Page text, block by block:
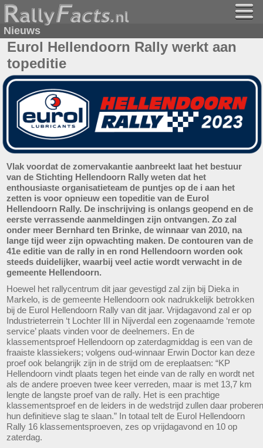
Nieuws
Eurol Hellendoorn Rally werkt aan
topeditie
Vlak voordat de zomervakantie aanbreekt laat het bestuur
van de Stichting Hellendoorn Rally weten dat het
enthousiaste organisatieteam de puntjes op de i aan het
zetten is voor opnieuw een topeditie van de Eurol
Hellendoorn Rally. De inschrijving is onlangs geopend en de
eerste verrassende aanmeldingen zijn ontvangen. Zo zal
onder meer Bernhard ten Brinke, de winnaar van 2010, na
lange tijd weer zijn opwachting maken. De contouren van de
41e editie van de rally in en rond Hellendoorn worden ook
steeds duidelijker, waarbij veel actie wordt verwacht in de
gemeente Hellendoorn.
Hoewel het rallycentrum dit jaar gevestigd zal zijn bij Dieka in
Markelo, is de gemeente Hellendoorn ook nadrukkelijk betrokken
bij de Eurol Hellendoorn Rally van dit jaar. Vrijdagavond zal er op
Industrieterrein ‘t Lochter III in Nijverdal een zogenaamde ‘remote
service’ plaats vinden voor de deelnemers. En de
klassementsproef Hellendoorn op zaterdagmiddag is een van de
fraaiste klassiekers; volgens oud-winnaar Erwin Doctor kan deze
proef ook belangrijk zijn in de strijd om de ereplaatsen: “KP
Hellendoorn vindt plaats tegen het einde van de rally en wordt net
als de andere proeven twee keer verreden, maar is met 13,7 km
lengte de langste proef van de rally. Het is een prachtige
klassementsproef en de leiders in de wedstrijd zullen daar proberen
hun definitieve slag te slaan.” In totaal telt de Eurol Hellendoorn
Rally 16 klassementsproeven, zes op vrijdagavond en 10 op
zaterdag.